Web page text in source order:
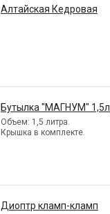
Алтайская Кедровая
Бутылка "МАГНУМ" 1,5л.
Объем: 1,5 литра.
Крышка в комплекте.
Диоптр кламп-кламп